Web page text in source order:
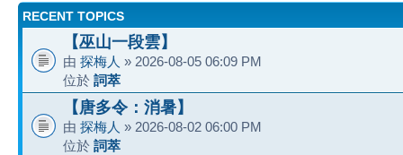
RECENT TOPICS
【巫山一段雲】
由 探梅人 » 2026-08-05 06:09 PM
位於 詞萃
【唐多令：消暑】
由 探梅人 » 2026-08-02 06:00 PM
位於 詞萃